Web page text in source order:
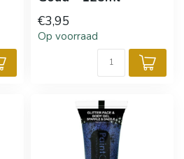
€3,95
Op voorraad